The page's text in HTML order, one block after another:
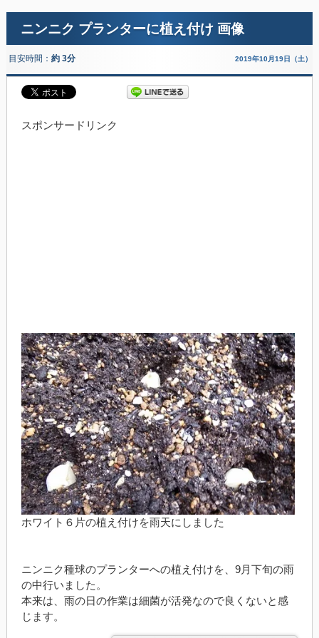
ニンニク プランターに植え付け 画像
目安時間： 約 3分 2019年10月19日（土）
スポンサードリンク
ホワイト６片の植え付けを雨天にしました
ニンニク種球のプランターへの植え付けを、9月下旬の雨
の中行いました。
本来は、雨の日の作業は細菌が活発なので良くないと感
じます。